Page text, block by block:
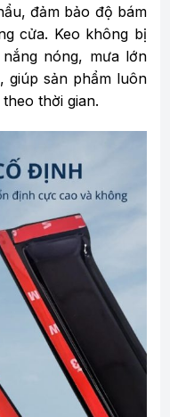
đảm bảo độ bám
cửa. Keo không bị
nóng, mưa lớn
giúp sản phẩm luôn
thời gian.